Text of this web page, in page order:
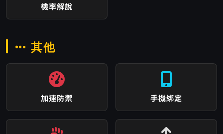
機率解說
其他
加速防禦 手機綁定